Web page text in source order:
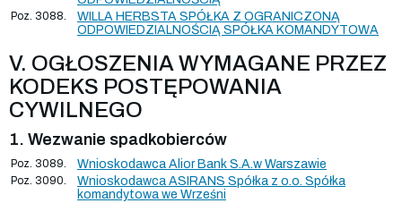
Poz. 3088.
WILLA HERBSTA SPÓŁKA Z OGRANICZONĄ
ODPOWIEDZIALNOŚCIĄ SPÓŁKA KOMANDYTOWA
V. OGŁOSZENIA WYMAGANE PRZEZ
KODEKS POSTĘPOWANIA
CYWILNEGO
1. Wezwanie spadkobierców
Poz. 3089. Wnioskodawca Alior Bank S.A.w Warszawie
Poz. 3090.
Wnioskodawca ASIRANS Spółka z o.o. Spółka
komandytowa we Wrześni